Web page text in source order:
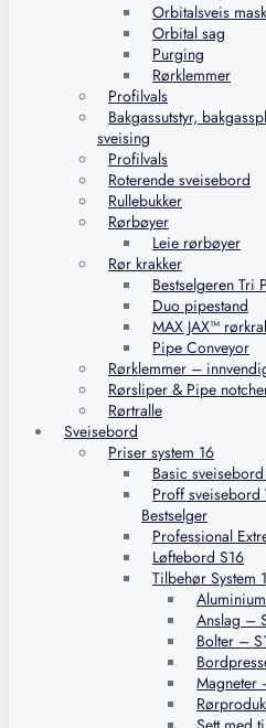
Orbitalsveis
Orbital sag
Purging
Rørklemmer
Profilvals
Bakgassutstyr,
sveising
Profilvals
Roterende sveisebord
Rullebukker
Rørbøyer
Leie rørbøyer
Rør krakker
Bestselgeren Tri
Duo pipestand
MAX JAX™
Pipe Conveyor
Rørklemmer –
Rørsliper & Pipe
Rørtralle
Sveisebord
Priser system 16
Basic
Proff sveisebord
Bestselger
Professional
Løftebord S16
Tilbehør System
Anslag –
Bolter –
Magneter